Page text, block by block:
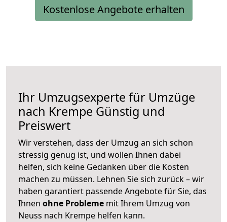
Kostenlose Angebote erhalten
Ihr Umzugsexperte für Umzüge
nach Krempe Günstig und
Preiswert
Wir verstehen, dass der Umzug an sich schon
stressig genug ist, und wollen Ihnen dabei
helfen, sich keine Gedanken über die Kosten
machen zu müssen. Lehnen Sie sich zurück – wir
haben garantiert passende Angebote für Sie, das
Ihnen ohne Probleme mit Ihrem Umzug von
Neuss nach Krempe helfen kann.